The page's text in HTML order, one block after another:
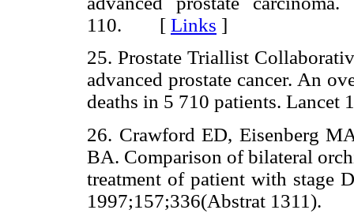
110. [ Links ]
25. Prostate Triallist
advanced prostate cancer. An
deaths in 5 710 patients.
26. Crawford ED, Eisenberg
BA. Comparison of bilateral
treatment of patient with stage
1997;157;336(Abstrat